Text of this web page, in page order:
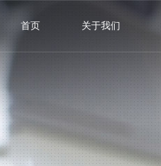
首页 关于我们